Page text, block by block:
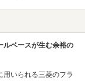
ルベースが生む余裕の
用いられる三菱のフラ